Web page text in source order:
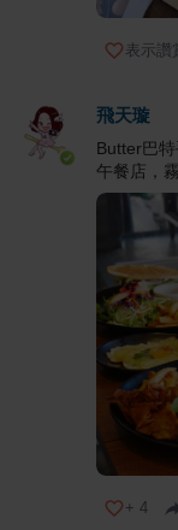
表示讚
飛天璇
Butter巴
午餐店，
+ 4